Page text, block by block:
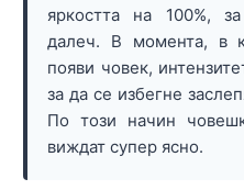
яркостта на 100%,
далеч. В момента, в
появи човек,
за да се избегне
По този начин
виждат супер ясно.